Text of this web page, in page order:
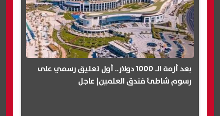
بعد أزمة الـ 1000 دولار.. أول تعليق رسمي على
رسوم شاطئ فندق العلمين| عاجل